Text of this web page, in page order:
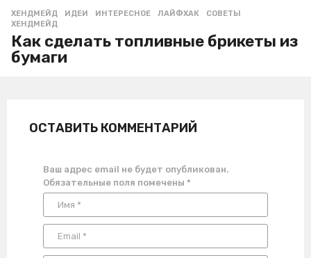
ХЕНДМЕЙД ИДЕИ ,ИНТЕРЕСНОЕ ,ЛАЙФХАК ,СОВЕТЫ
ХЕНДМЕЙД
Как сделать топливные брикеты из
бумаги
ОСТАВИТЬ КОММЕНТАРИЙ
Ваш адрес email не будет опубликован.
Обязательные поля помечены *